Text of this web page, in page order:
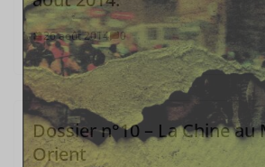
26 août 2014 0
Dossier n°10 – La Chine au
Orient